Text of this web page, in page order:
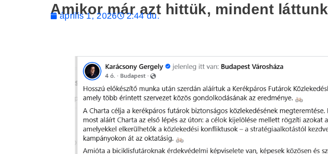
Amikor már azt hittük, mindent
április 1, 2026 2:44 du.